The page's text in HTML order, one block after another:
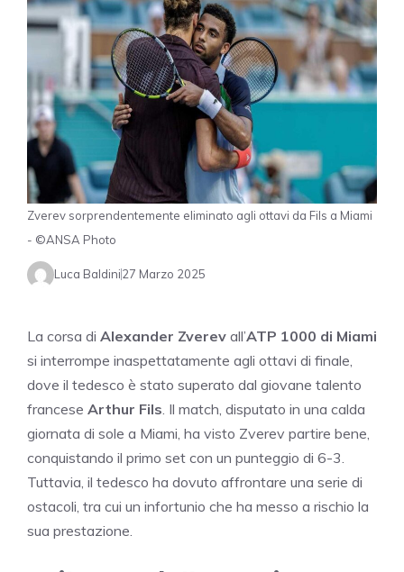
Zverev sorprendentemente eliminato agli ottavi da Fils a Miami
- ©ANSA Photo
Luca Baldini27 Marzo 2025
La corsa di Alexander Zverev all’ATP 1000 di Miami
si interrompe inaspettatamente agli ottavi di finale,
dove il tedesco è stato superato dal giovane talento
francese Arthur Fils . Il match, disputato in una calda
giornata di sole a Miami, ha visto Zverev partire bene,
conquistando il primo set con un punteggio di 6-3.
Tuttavia, il tedesco ha dovuto affrontare una serie di
ostacoli, tra cui un infortunio che ha messo a rischio la
sua prestazione.